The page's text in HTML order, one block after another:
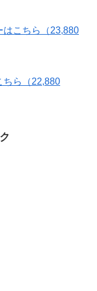
こちら（23,880
ら（22,880